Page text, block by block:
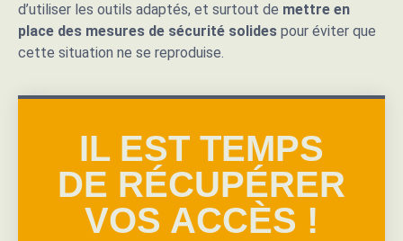
d’utiliser les outils adaptés, et surtout de mettre en
place des mesures de sécurité solides pour éviter que
cette situation ne se reproduise.
IL EST TEMPS
DE RÉCUPÉRER
VOS ACCÈS !